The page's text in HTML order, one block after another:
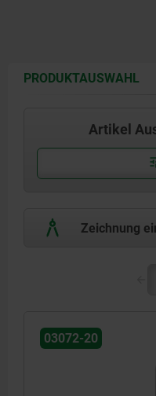
PRODUKTAUSWAHL
Artikel
Zeichnung
03072-20